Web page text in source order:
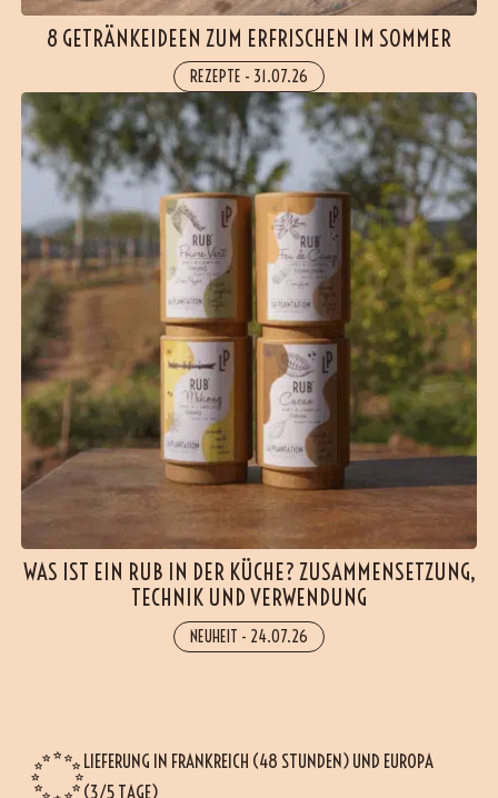
8 GETRÄNKEIDEEN ZUM ERFRISCHEN IM SOMMER
REZEPTE - 31.07.26
WAS IST EIN RUB IN DER KÜCHE? ZUSAMMENSETZUNG,
TECHNIK UND VERWENDUNG
NEUHEIT - 24.07.26
LIEFERUNG IN FRANKREICH (48 STUNDEN) UND EUROPA
(3/5 TAGE)